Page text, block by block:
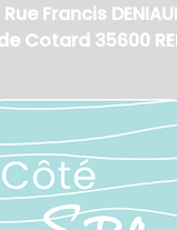
Francis
Cotard 35600